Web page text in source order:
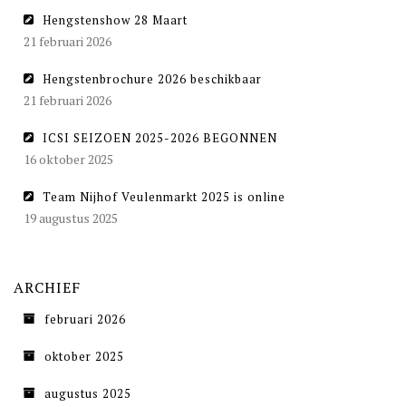
Hengstenshow 28 Maart
21 februari 2026
Hengstenbrochure 2026 beschikbaar
21 februari 2026
ICSI SEIZOEN 2025-2026 BEGONNEN
16 oktober 2025
Team Nijhof Veulenmarkt 2025 is online
19 augustus 2025
ARCHIEF
februari 2026
oktober 2025
augustus 2025